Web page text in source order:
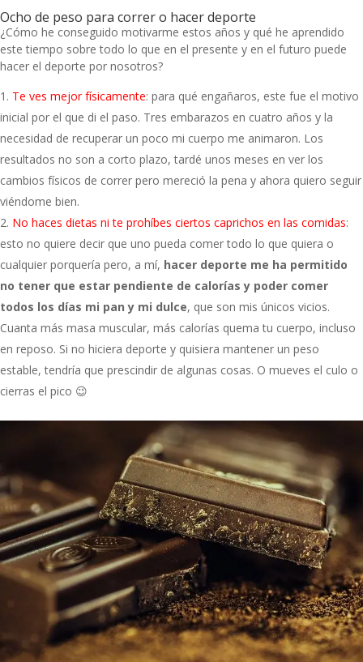
Ocho de peso para correr o hacer deporte
¿Cómo he conseguido motivarme estos años y qué he aprendido
este tiempo sobre todo lo que en el presente y en el futuro puede
hacer el deporte por nosotros?
Te ves mejor físicamente: para qué engañaros, este fue el motivo
inicial por el que di el paso. Tres embarazos en cuatro años y la
necesidad de recuperar un poco mi cuerpo me animaron. Los
resultados no son a corto plazo, tardé unos meses en ver los
cambios físicos de correr pero mereció la pena y ahora quiero seguir
viéndome bien.
No haces dietas ni te prohíbes ciertos caprichos en las comidas:
esto no quiere decir que uno pueda comer todo lo que quiera o
cualquier porquería pero, a mí, hacer deporte me ha permitido
no tener que estar pendiente de calorías y poder comer
todos los días mi pan y mi dulce, que son mis únicos vicios.
Cuanta más masa muscular, más calorías quema tu cuerpo, incluso
en reposo. Si no hiciera deporte y quisiera mantener un peso
estable, tendría que prescindir de algunas cosas. O mueves el culo o
cierras el pico 😉